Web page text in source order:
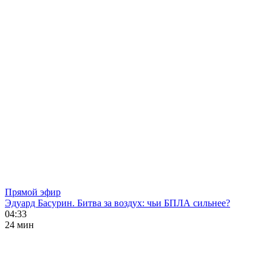
Прямой эфир
Эдуард Басурин. Битва за воздух: чьи БПЛА сильнее?
04:33
24 мин